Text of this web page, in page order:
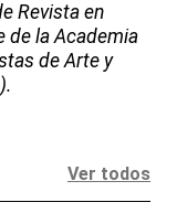
Revista en
de la Academia
de Arte y
Ver todos